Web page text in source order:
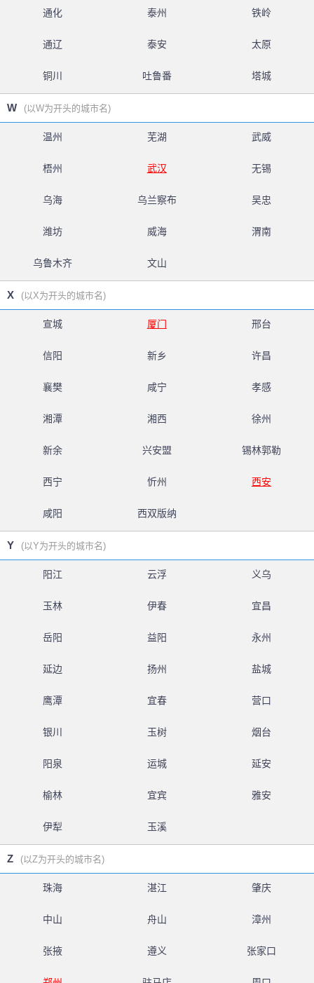
通化 泰州 铁岭
通辽 泰安 太原
铜川 吐鲁番 塔城
W (以W为开头的城市名)
温州 芜湖 武威
梧州 武汉 无锡
乌海 乌兰察布 吴忠
潍坊 威海 渭南
乌鲁木齐 文山
X (以X为开头的城市名)
宣城 厦门 邢台
信阳 新乡 许昌
襄樊 咸宁 孝感
湘潭 湘西 徐州
新余 兴安盟 锡林郭勒
西宁 忻州 西安
咸阳 西双版纳
Y (以Y为开头的城市名)
阳江 云浮 义乌
玉林 伊春 宜昌
岳阳 益阳 永州
延边 扬州 盐城
鹰潭 宜春 营口
银川 玉树 烟台
阳泉 运城 延安
榆林 宜宾 雅安
伊犁 玉溪
Z (以Z为开头的城市名)
珠海 湛江 肇庆
中山 舟山 漳州
张掖 遵义 张家口